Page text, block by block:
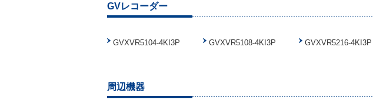
GVレコーダー
GVXVR5104-4KI3P GVXVR5108-4KI3P GVXVR5216-4KI3P
周辺機器